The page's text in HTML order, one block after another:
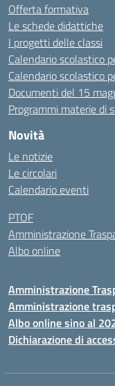
Offerta formativa
Le schede didattiche
I progetti delle classi
Calendario scolastico
Calendario scolastico
Documenti del 15
Programmi materie di
Novità
Le notizie
Le circolari
Calendario eventi
PTOF
Amministrazione
Albo online
Amministrazione
Amministrazione
Albo online sino al
Dichiarazione di